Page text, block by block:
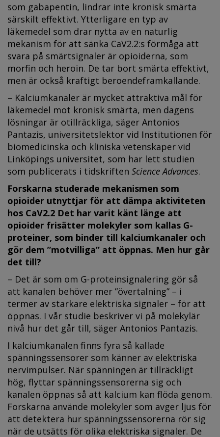
som gabapentin, lindrar inte kronisk smärta
särskilt effektivt. Ytterligare en typ av
läkemedel som drar nytta av en naturlig
mekanism för att sänka CaV2.2:s förmåga att
svara på smärtsignaler är opioiderna, som
morfin och heroin. De tar bort smärta effektivt,
men är också kraftigt beroendeframkallande.
– Kalciumkanaler är mycket attraktiva mål för
läkemedel mot kronisk smärta, men dagens
lösningar är otillräckliga, säger Antonios
Pantazis, universitetslektor vid Institutionen för
biomedicinska och kliniska vetenskaper vid
Linköpings universitet, som har lett studien
som publicerats i tidskriften Science Advances.
Forskarna studerade mekanismen som
opioider utnyttjar för att dämpa aktiviteten
hos CaV2.2 Det har varit känt länge att
opioider frisätter molekyler som kallas G-
proteiner, som binder till kalciumkanaler och
gör dem ”motvilliga” att öppnas. Men hur går
det till?
– Det är som om G-proteinsignalering gör så
att kanalen behöver mer ”övertalning” – i
termer av starkare elektriska signaler – för att
öppnas. I vår studie beskriver vi på molekylär
nivå hur det går till, säger Antonios Pantazis.
I kalciumkanalen finns fyra så kallade
spänningssensorer som känner av elektriska
nervimpulser. När spänningen är tillräckligt
hög, flyttar spänningssensorerna sig och
kanalen öppnas så att kalcium kan flöda genom.
Forskarna använde molekyler som avger ljus för
att detektera hur spänningssensorerna rör sig
när de utsätts för olika elektriska signaler. De